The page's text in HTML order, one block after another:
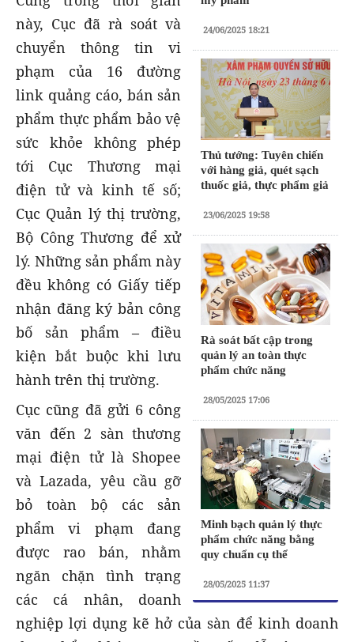
24/06/2025 18:21
Thủ tướng: Tuyên chiến
với hàng giả, quét sạch
thuốc giả, thực phẩm giả
23/06/2025 19:58
Rà soát bất cập trong
quản lý an toàn thực
phẩm chức năng
28/05/2025 17:06
Minh bạch quản lý thực
phẩm chức năng bằng
quy chuẩn cụ thể
28/05/2025 11:37
này, Cục đã rà soát và
chuyển thông tin vi
phạm của 16 đường
link quảng cáo, bán sản
phẩm thực phẩm bảo vệ
sức khỏe không phép
tới Cục Thương mại
điện tử và kinh tế số;
Cục Quản lý thị trường,
Bộ Công Thương để xử
lý. Những sản phẩm này
đều không có Giấy tiếp
nhận đăng ký bản công
bố sản phẩm – điều
kiện bắt buộc khi lưu
hành trên thị trường.
Cục cũng đã gửi 6 công
văn đến 2 sàn thương
mại điện tử là Shopee
và Lazada, yêu cầu gỡ
bỏ toàn bộ các sản
phẩm vi phạm đang
được rao bán, nhằm
ngăn chặn tình trạng
các cá nhân, doanh
nghiệp lợi dụng kẽ hở của sàn để kinh doanh